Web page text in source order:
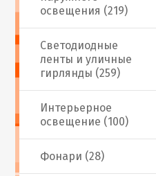
Фонари (28)
Интерьерное
освещение (100)
Светодиодные
ленты и уличные
гирлянды (259)
освещения (219)